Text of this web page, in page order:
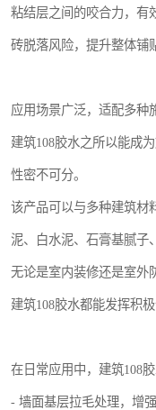
粘结层之间的咬合力，有
砖脱落风险，提升整体铺
应用场景广泛，适配多种
建筑108胶水之所以能成
性密不可分。
该产品可以与多种建筑材
泥、白水泥、石膏基腻子
无论是室内装修还是室外
建筑108胶水都能发挥积极
在日常应用中，建筑108
- 墙面基层拉毛处理，增